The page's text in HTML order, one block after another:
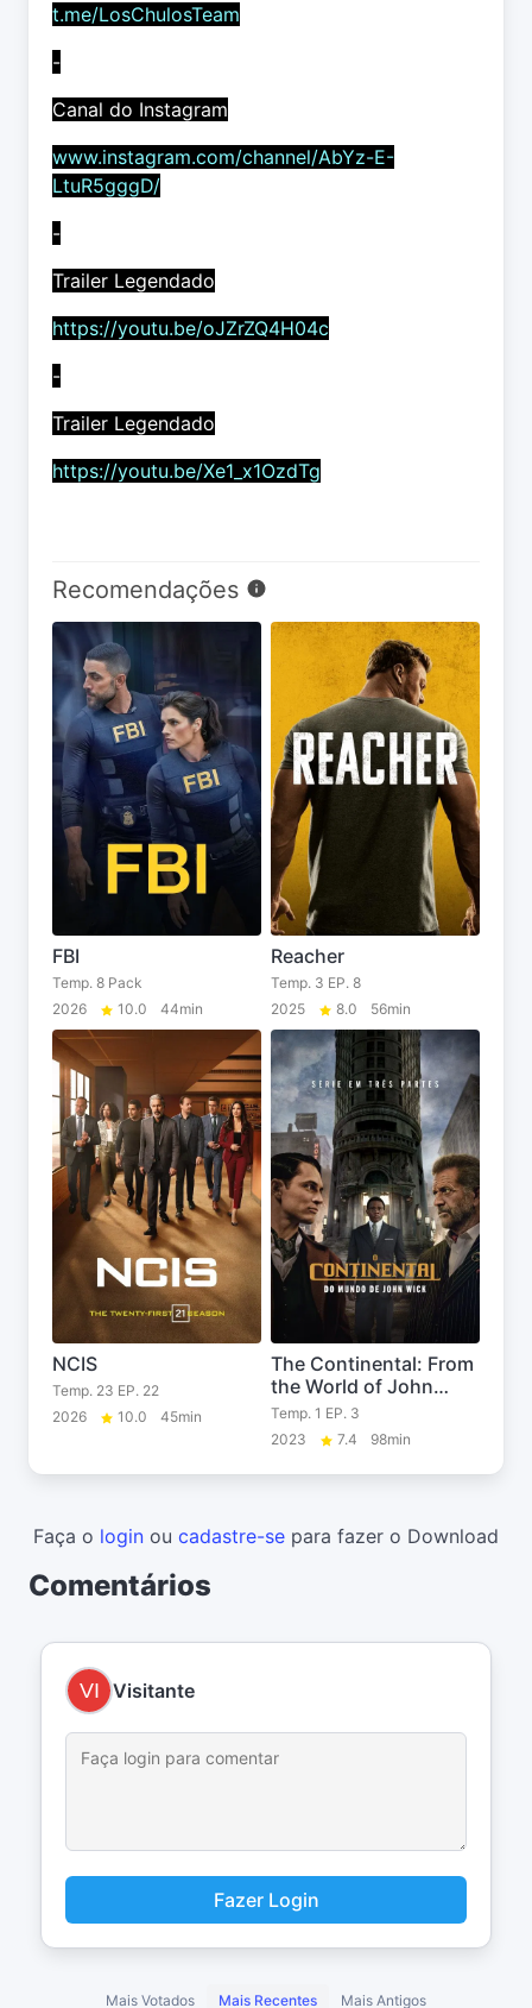
t.me/LosChulosTeam
-
Canal do Instagram
www.instagram.com/channel/AbYz-E-
LtuR5gggD/
-
Trailer Legendado
https://youtu.be/oJZrZQ4H04c
-
Trailer Legendado
https://youtu.be/Xe1_x1OzdTg
Recomendações
FBI
Temp. 8 Pack
2026
10.0 44min
Reacher
Temp. 3 EP. 8
2025
8.0 56min
NCIS
Temp. 23 EP. 22
2026
10.0 45min
The Continental: From
the World of John
Wick
Temp. 1 EP. 3
2023
7.4 98min
Faça o login ou cadastre-se para fazer o Download
Comentários
Visitante
Fazer Login
Mais Votados Mais Recentes Mais Antigos